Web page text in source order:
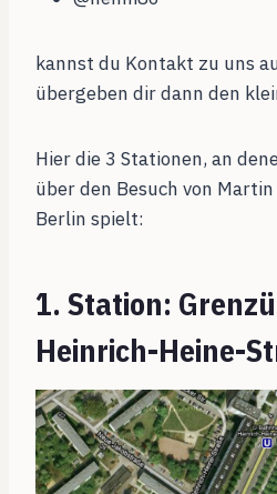
kannst du Kontakt zu uns
übergeben dir dann den
Hier die 3 Stationen, an
über den Besuch von
Berlin spielt:
1. Station:
Heinrich-Heine-